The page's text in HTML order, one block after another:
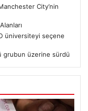
City’nin
üniversiteyi seçene
grubun üzerine sürdü